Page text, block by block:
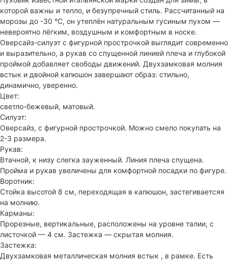
которой важны и тепло, и безупречный стиль. Рассчитанный на
морозы до -30 °C, он утеплён натуральным гусиным пухом —
невероятно лёгким, воздушным и комфортным в носке.
Оверсайз-силуэт с фигурной прострочкой выглядит современно
и выразительно, а рукав со спущенной линией плеча и глубокой
проймой добавляет свободы движений. Двухзамковая молния
встык и двойной капюшон завершают образ: стильно,
динамично, уверенно.
Цвет:
светло-бежевый, матовый.
Силуэт:
Оверсайз, с фигурной прострочкой. Можно смело покупать на
2-3 размера.
Рукав:
Втачной, к низу слегка зауженный. Линия плеча спущена.
Пройма и рукав увеличены для комфортной посадки по фигуре.
Воротник:
Стойка высотой 8 см, переходящая в капюшон, застегиваетсяя
на молнию.
Карманы:
Прорезные, вертикальные, расположены на уровне талии, с
листочкой — 4 см. Застежка — скрытая молния.
Застежка:
Двухзамковая металлическая молния встык , в рамке. Есть